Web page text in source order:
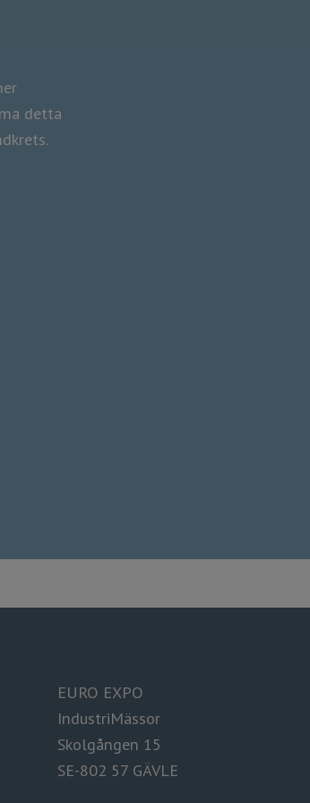
detta
EURO EXPO
IndustriMässor
Skolgången 15
SE-802 57 GÄVLE